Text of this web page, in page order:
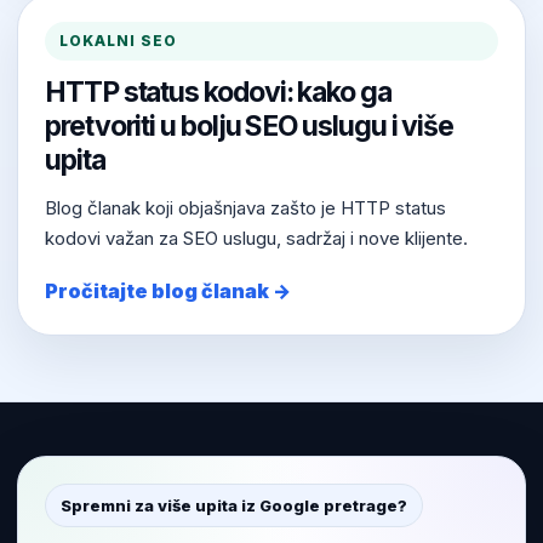
LOKALNI SEO
HTTP status kodovi: kako ga
pretvoriti u bolju SEO uslugu i više
upita
Blog članak koji objašnjava zašto je HTTP status
kodovi važan za SEO uslugu, sadržaj i nove klijente.
Pročitajte blog članak →
Spremni za više upita iz Google pretrage?